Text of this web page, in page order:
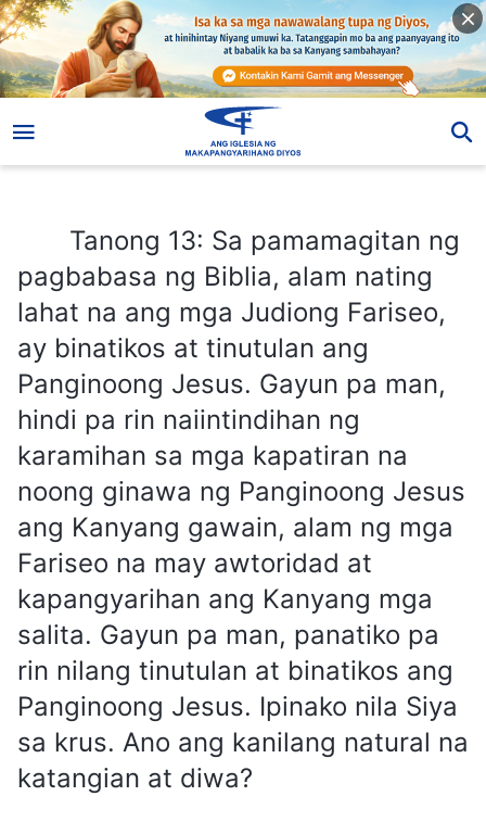
Tanong 13: Sa pamamagitan ng
pagbabasa ng Biblia, alam nating
lahat na ang mga Judiong Fariseo,
ay binatikos at tinutulan ang
Panginoong Jesus. Gayun pa man,
hindi pa rin naiintindihan ng
karamihan sa mga kapatiran na
noong ginawa ng Panginoong Jesus
ang Kanyang gawain, alam ng mga
Fariseo na may awtoridad at
kapangyarihan ang Kanyang mga
salita. Gayun pa man, panatiko pa
rin nilang tinutulan at binatikos ang
Panginoong Jesus. Ipinako nila Siya
sa krus. Ano ang kanilang natural na
katangian at diwa?